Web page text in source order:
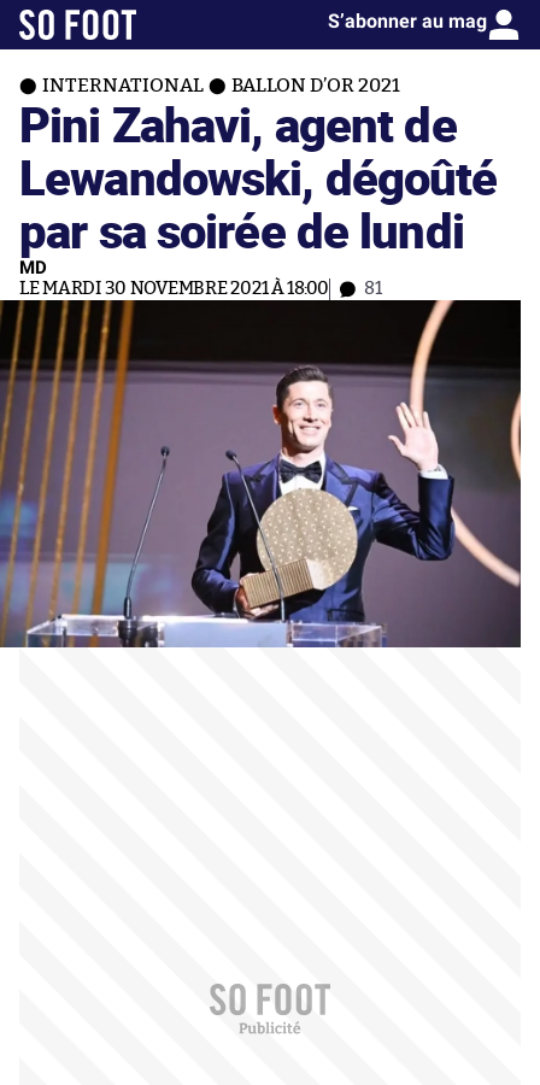
S’abonner au mag
INTERNATIONAL BALLON D’OR 2021
Pini Zahavi, agent de
Lewandowski, dégoûté
par sa soirée de lundi
MD
LE MARDI 30 NOVEMBRE 2021 À 18:00 81